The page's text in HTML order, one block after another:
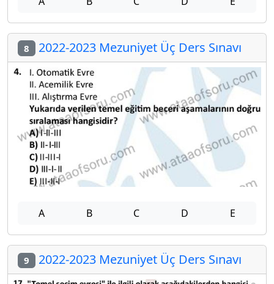
8 2022-2023 Mezuniyet Üç Ders Sınavı
A B C D E
9 2022-2023 Mezuniyet Üç Ders Sınavı